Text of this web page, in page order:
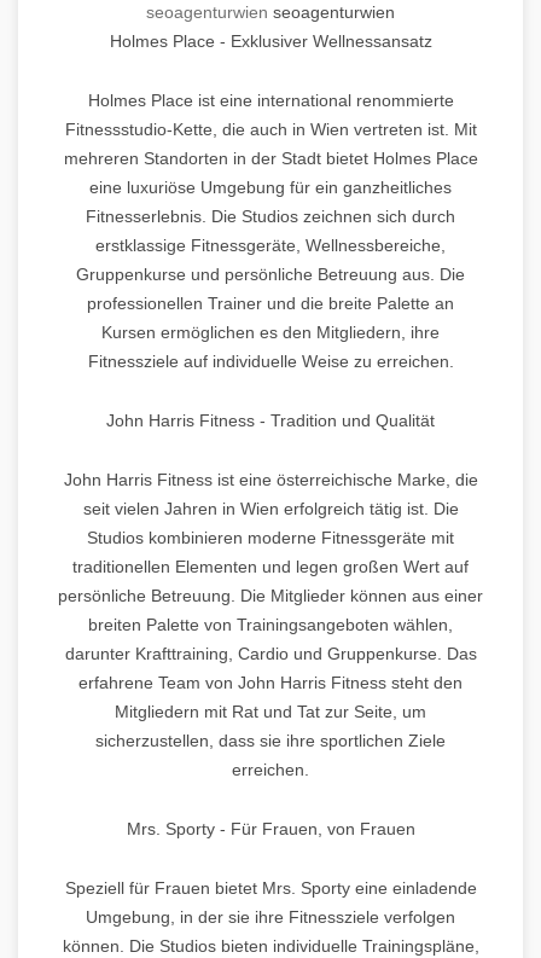
seoagenturwien seoagenturwien
Holmes Place - Exklusiver Wellnessansatz
Holmes Place ist eine international renommierte
Fitnessstudio-Kette, die auch in Wien vertreten ist. Mit
mehreren Standorten in der Stadt bietet Holmes Place
eine luxuriöse Umgebung für ein ganzheitliches
Fitnesserlebnis. Die Studios zeichnen sich durch
erstklassige Fitnessgeräte, Wellnessbereiche,
Gruppenkurse und persönliche Betreuung aus. Die
professionellen Trainer und die breite Palette an
Kursen ermöglichen es den Mitgliedern, ihre
Fitnessziele auf individuelle Weise zu erreichen.
John Harris Fitness - Tradition und Qualität
John Harris Fitness ist eine österreichische Marke, die
seit vielen Jahren in Wien erfolgreich tätig ist. Die
Studios kombinieren moderne Fitnessgeräte mit
traditionellen Elementen und legen großen Wert auf
persönliche Betreuung. Die Mitglieder können aus einer
breiten Palette von Trainingsangeboten wählen,
darunter Krafttraining, Cardio und Gruppenkurse. Das
erfahrene Team von John Harris Fitness steht den
Mitgliedern mit Rat und Tat zur Seite, um
sicherzustellen, dass sie ihre sportlichen Ziele
erreichen.
Mrs. Sporty - Für Frauen, von Frauen
Speziell für Frauen bietet Mrs. Sporty eine einladende
Umgebung, in der sie ihre Fitnessziele verfolgen
können. Die Studios bieten individuelle Trainingspläne,